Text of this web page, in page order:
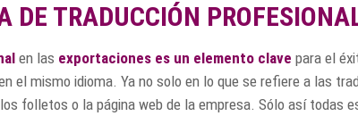
DE TRADUCCIÓN
en las exportaciones es un elemento clave para el
el mismo idioma. Ya no solo en lo que se refiere a las
folletos o la página web de la empresa. Sólo así todas